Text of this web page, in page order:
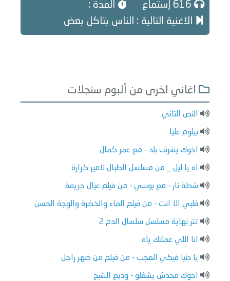
المدة :
الاغنية التالية : الناس بتاكل بعض
اغاني اخرى من ألبوم سنجلات
النص التاني
بيلوم عليا
اخوك يشرف بلد - مع عمر كمال
اه يا ليل _ من مسلسل الطبال لامير كرارة
شطة نار - مع بوسي - من فيلم عيال حريفة
قلبي الا انت - من فيلم الماء والخضرة والوجة الحسن
تتر نهاية مسلسل سلسال الدم 2
انا اللي عملتك ياه
يا دنيا فيكي العجب - من فيلم من ضهر راجل
اخوك محدش يشغلو - وديع الشيخ